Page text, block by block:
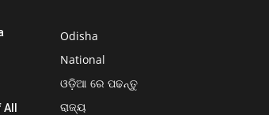
Odisha
National
ଓଡ଼ିଆ ରେ ପଢନ୍ତୁ
ରାଜ୍ୟ